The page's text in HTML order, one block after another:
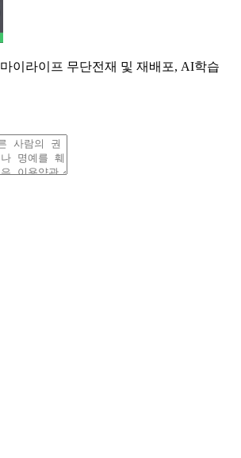
이라이프 무단전재 및 재배포, AI학습